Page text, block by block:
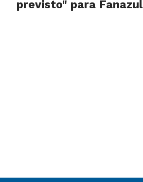
previsto" para Fanazul